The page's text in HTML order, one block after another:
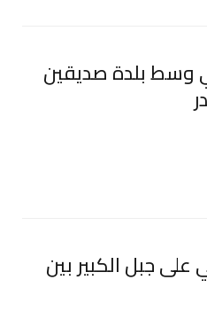
وسط بلدة صديقين
على جبل الكبير بين